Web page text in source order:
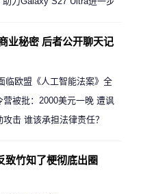
业秘密 后者公开聊天记
临欧盟《人工智能法案》全
被批：2000美元一晚 遭讽
击 谁该承担法律责任？
致竹知了梗彻底出圈